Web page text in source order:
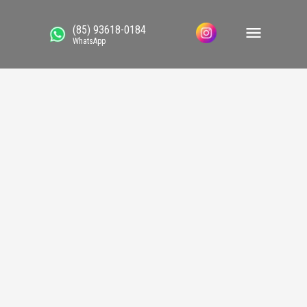
(85) 93618-0184
WhatsApp